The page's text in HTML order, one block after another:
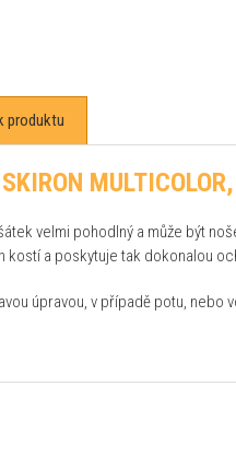
produktu
MULTICOLOR,
velmi pohodlný a může být
kostí a poskytuje tak dokonalou
úpravou, v případě potu,